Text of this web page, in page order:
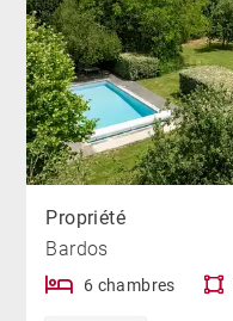
Propriété
Bardos
6 chambres